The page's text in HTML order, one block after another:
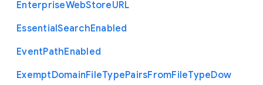
EnterpriseWebStoreURL
EssentialSearchEnabled
EventPathEnabled
ExemptDomainFileTypePairsFromFileTypeDow